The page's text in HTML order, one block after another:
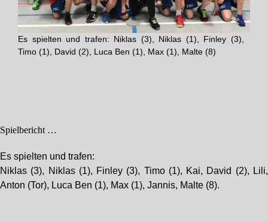
Es spielten und trafen: Niklas (3), Niklas (1), Finley (3),
Timo (1), David (2), Luca Ben (1), Max (1), Malte (8)
Spielbericht …
Es spielten und trafen:
Niklas (3), Niklas (1), Finley (3), Timo (1), Kai, David (2), Lili,
Anton (Tor), Luca Ben (1), Max (1), Jannis, Malte (8).